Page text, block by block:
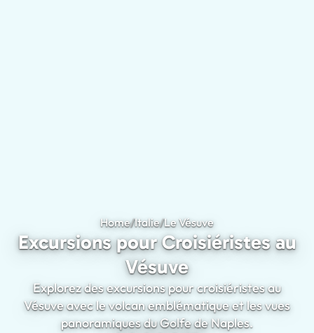
Home/Italie/Le VésuveExcursions pour
Excursions pour Croisiéristes au
Vésuve
Explorez des excursions pour croisiéristes au
Vésuve avec le volcan emblématique et les vues
panoramiques du Golfe de Naples.